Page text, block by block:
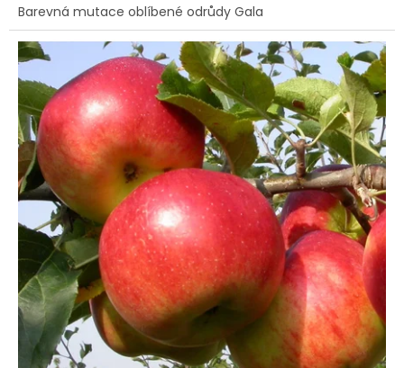
Barevná mutace oblíbené odrůdy Gala